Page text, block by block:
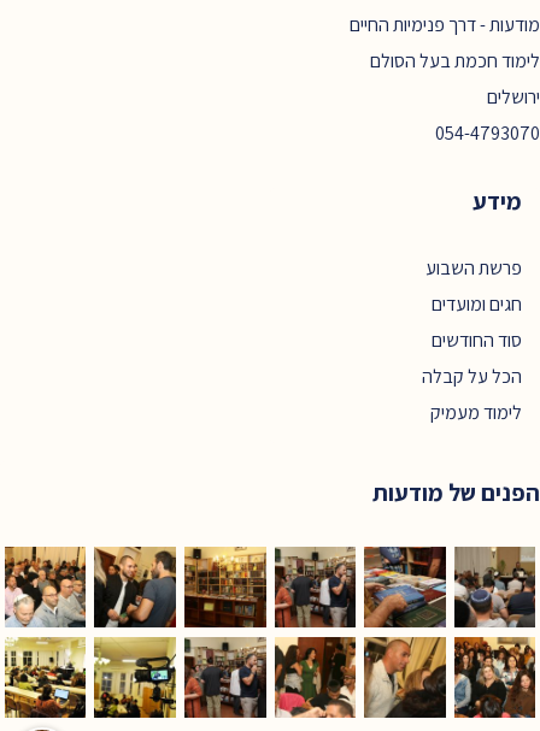
מודעות - דרך פנימיות החיים
לימוד חכמת בעל הסולם
ירושלים
054-4793070
מידע
פרשת השבוע
חגים ומועדים
סוד החודשים
הכל על קבלה
לימוד מעמיק
הפנים של מודעות